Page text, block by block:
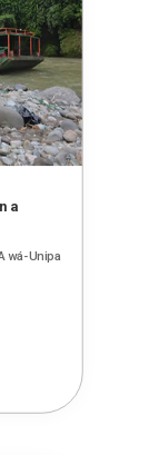
a
Unipa